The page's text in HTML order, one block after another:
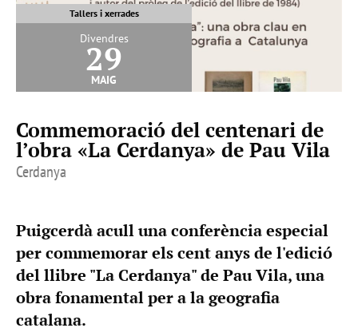
Tallers i xerrades
Divendres
29
maig
Commemoració del centenari de
l’obra «La Cerdanya» de Pau Vila
Cerdanya
Puigcerdà acull una conferència especial
per commemorar els cent anys de l'edició
del llibre "La Cerdanya" de Pau Vila, una
obra fonamental per a la geografia
catalana.